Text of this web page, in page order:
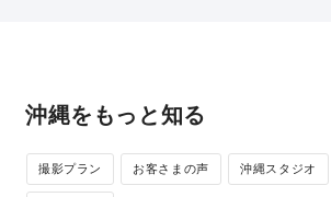
沖縄をもっと知る
撮影プラン お客さまの声 沖縄スタジオ